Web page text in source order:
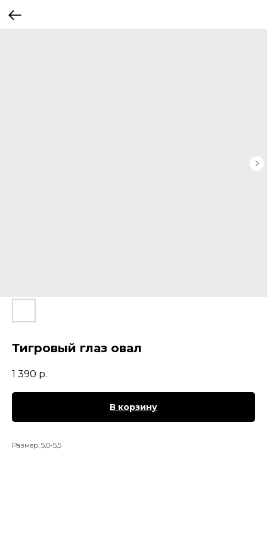
Тигровый глаз овал
1 390 р.
В корзину
Размер: 5,0-5,5